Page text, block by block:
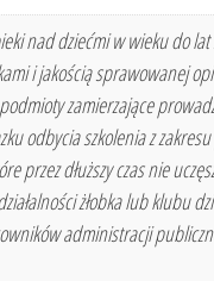
nad dziećmi w wieku do
i jakością sprawowanej
zamierzające
odbycia szkolenia z
dłuższy czas nie
żłobka lub klubu
administracji